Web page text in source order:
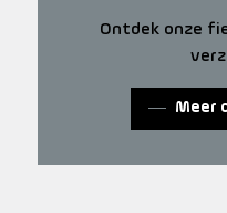
Ontdek onze
Meer